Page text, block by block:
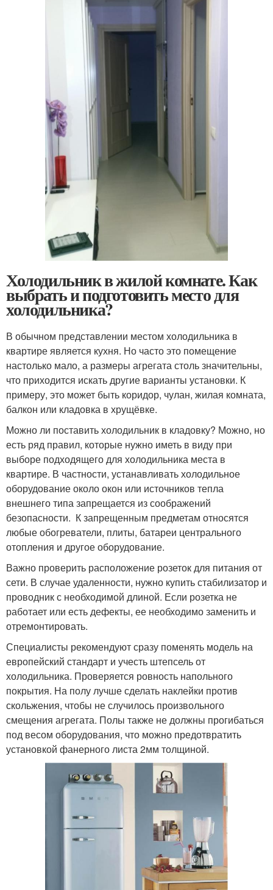
Холодильник в жилой комнате. Как
выбрать и подготовить место для
холодильника?
В обычном представлении местом холодильника в
квартире является кухня. Но часто это помещение
настолько мало, а размеры агрегата столь значительны,
что приходится искать другие варианты установки. К
примеру, это может быть коридор, чулан, жилая комната,
балкон или кладовка в хрущёвке.
Можно ли поставить холодильник в кладовку? Можно, но
есть ряд правил, которые нужно иметь в виду при
выборе подходящего для холодильника места в
квартире. В частности, устанавливать холодильное
оборудование около окон или источников тепла
внешнего типа запрещается из соображений
безопасности. К запрещенным предметам относятся
любые обогреватели, плиты, батареи центрального
отопления и другое оборудование.
Важно проверить расположение розеток для питания от
сети. В случае удаленности, нужно купить стабилизатор и
проводник с необходимой длиной. Если розетка не
работает или есть дефекты, ее необходимо заменить и
отремонтировать.
Специалисты рекомендуют сразу поменять модель на
европейский стандарт и учесть штепсель от
холодильника. Проверяется ровность напольного
покрытия. На полу лучше сделать наклейки против
скольжения, чтобы не случилось произвольного
смещения агрегата. Полы также не должны прогибаться
под весом оборудования, что можно предотвратить
установкой фанерного листа 2мм толщиной.